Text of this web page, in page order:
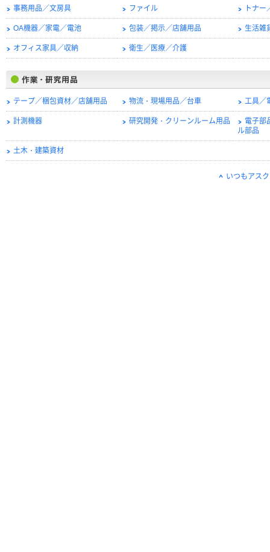
事務用品／文房具 ファイル トナ
OA機器／家電／電池 包装／掲示／店舗用品 生活雑
オフィス家具／収納 衛生／医療／介護
テープ／梱包資材／店舗用品 物流・現場用品／台車 工具／
計測機器 研究開発・クリーンルーム用品
電子部
ル部品
土木・建築資材
いつもアス